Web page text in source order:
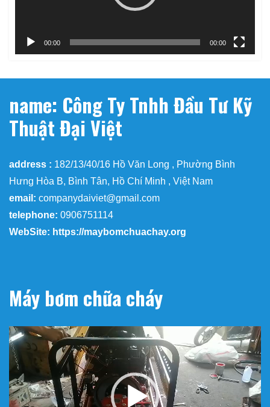
00:00 00:00
name: Công Ty Tnhh Đầu Tư Kỹ
Thuật Đại Việt
address : 182/13/40/16 Hồ Văn Long , Phường Bình
Hưng Hòa B, Bình Tân, Hồ Chí Minh , Việt Nam
email: companydaiviet@gmail.com
telephone: 0906751114
WebSite: https://maybomchuachay.org
Máy bơm chữa cháy
Trình
chơi
Video